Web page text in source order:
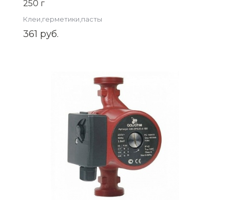
250 г
Клеи,герметики,пасты
361 руб.